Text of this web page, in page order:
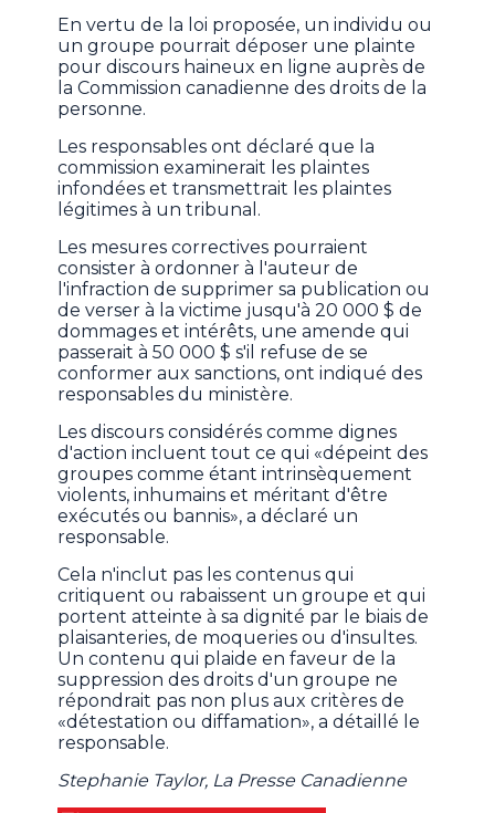
En vertu de la loi proposée, un individu ou
un groupe pourrait déposer une plainte
pour discours haineux en ligne auprès de
la Commission canadienne des droits de la
personne.
Les responsables ont déclaré que la
commission examinerait les plaintes
infondées et transmettrait les plaintes
légitimes à un tribunal.
Les mesures correctives pourraient
consister à ordonner à l'auteur de
l'infraction de supprimer sa publication ou
de verser à la victime jusqu'à 20 000 $ de
dommages et intérêts, une amende qui
passerait à 50 000 $ s'il refuse de se
conformer aux sanctions, ont indiqué des
responsables du ministère.
Les discours considérés comme dignes
d'action incluent tout ce qui «dépeint des
groupes comme étant intrinsèquement
violents, inhumains et méritant d'être
exécutés ou bannis», a déclaré un
responsable.
Cela n'inclut pas les contenus qui
critiquent ou rabaissent un groupe et qui
portent atteinte à sa dignité par le biais de
plaisanteries, de moqueries ou d'insultes.
Un contenu qui plaide en faveur de la
suppression des droits d'un groupe ne
répondrait pas non plus aux critères de
«détestation ou diffamation», a détaillé le
responsable.
Stephanie Taylor, La Presse Canadienne